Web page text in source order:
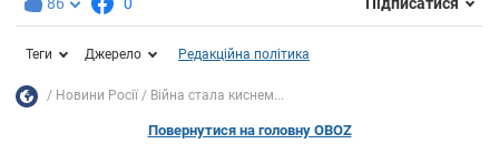
Теги Джерело Редакційна політика
Новини Росії Війна стала киснем...
Повернутися на головну OBOZ